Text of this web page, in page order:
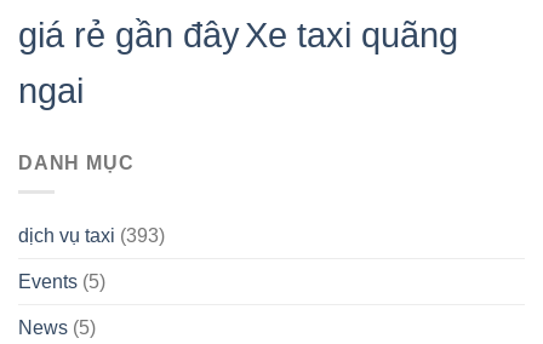
giá rẻ gần đâyXe taxi quãng
ngai
DANH MỤC
dịch vụ taxi (393)
Events (5)
News (5)